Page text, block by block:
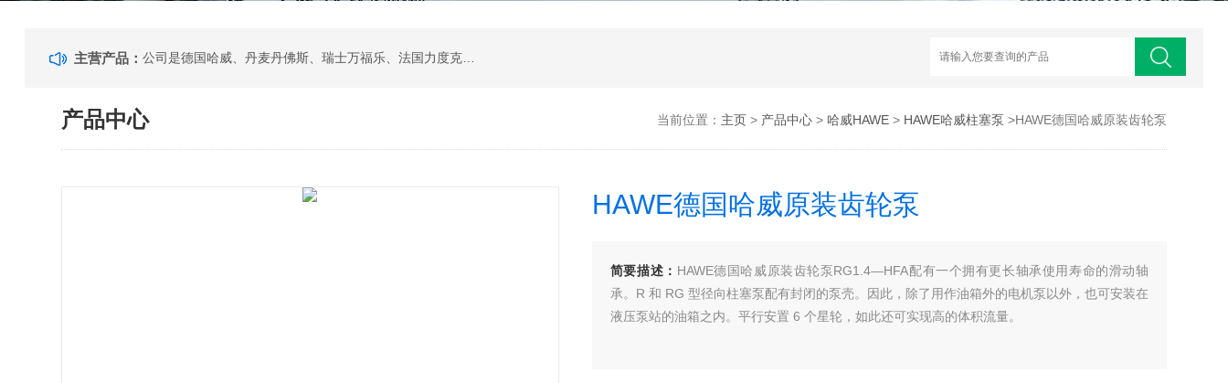
主营产品：
产品中心 当前位置： 主页> 产品中心> 哈威HAWE> HAWE哈威柱塞泵 >HAWE德国哈威原装齿轮泵
HAWE德国哈威原装齿轮泵
简要描述： HAWE德国哈威原装齿轮泵RG1.4—HFA配有一个拥有更长轴承使用寿命的滑动轴
承。R 和 RG 型径向柱塞泵配有封闭的泵壳。因此，除了用作油箱外的电机泵以外，也可安装在
液压泵站的油箱之内。平行安置 6 个星轮，如此还可实现高的体积流量。